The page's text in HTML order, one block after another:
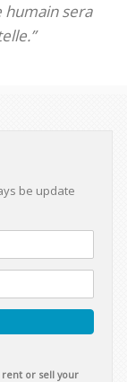
humain sera
be update
or sell your